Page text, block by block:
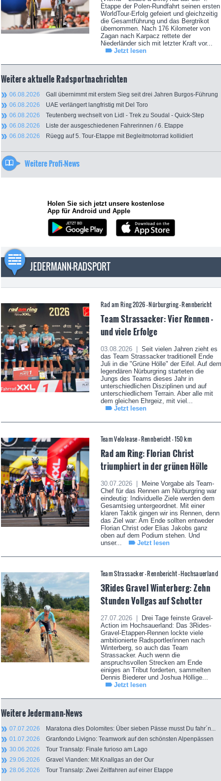
Etappe der Polen-Rundfahrt seinen ersten
WorldTour-Erfolg gefeiert und gleichzeitig
die Gesamtführung und das Bergtrikot
übernommen. Nach 176 Kilometer von
Zagan nach Karpacz rettete der
Niederländer sich mit letzter Kraft vor...
Jetzt lesen
Weitere aktuelle Radsportnachrichten
06.08.2026 Gall übernimmt mit erstem Sieg seit drei Jahren Burgos-Führung
06.08.2026 UAE verlängert langfristig mit Del Toro
06.08.2026 Teutenberg wechselt von Lidl - Trek zu Soudal - Quick-Step
06.08.2026 Liste der ausgeschiedenen Fahrerinnen / 6. Etappe
06.08.2026 Rüegg auf 5. Tour-Etappe mit Begleitmotorrad kollidiert
Weitere Profi-News
Holen Sie sich jetzt unsere kostenlose
App für Android und Apple
JEDERMANN-RADSPORT
Rad am Ring 2026 - Nürburgring - Rennbericht
Team Strassacker: Vier Rennen -
und viele Erfolge
03.08.2026 |
Seit vielen Jahren zieht es
das Team Strassacker traditionell Ende
Juli in die "Grüne Hölle" der Eifel. Auf dem
legendären Nürburgring starteten die
Jungs des Teams dieses Jahr in
unterschiedlichen Disziplinen und auf
unterschiedlichem Terrain. Aber alle mit
dem gleichen Ehrgeiz, mit viel...
Jetzt lesen
Team Velolease - Rennbericht - 150 km
Rad am Ring: Florian Christ
triumphiert in der grünen Hölle
30.07.2026 |
Meine Vorgabe als Team-
Chef für das Rennen am Nürburgring war
eindeutig: Individuelle Ziele werden dem
Gesamtsieg untergeordnet. Mit einer
klaren Taktik gingen wir ins Rennen, denn
das Ziel war: Am Ende sollten entweder
Florian Christ oder Elias Jakobs ganz
oben auf dem Podium stehen. Und
unser...
Jetzt lesen
Team Strassacker - Rennbericht - Hochsauerland
3Rides Gravel Winterberg: Zehn
Stunden Vollgas auf Schotter
27.07.2026 |
Drei Tage feinste Gravel-
Action im Hochsauerland: Das 3Rides-
Gravel-Etappen-Rennen lockte viele
ambitionierte Radsportler/innen nach
Winterberg, so auch das Team
Strassacker. Auch wenn die
anspruchsvollen Strecken am Ende
einiges an Tribut forderten, sammelten
Dennis Biederer und Joshua Höllige...
Jetzt lesen
Weitere Jedermann-News
07.07.2026 Maratona dles Dolomites: Über sieben Pässe musst Du fahr´n...
01.07.2026 Granfondo Livigno: Teamwork auf den schönsten Alpenpässen
30.06.2026 Tour Transalp: Finale furioso am Lago
29.06.2026 Gravel Vianden: Mit Knallgas an der Our
28.06.2026 Tour Transalp: Zwei Zeitfahren auf einer Etappe